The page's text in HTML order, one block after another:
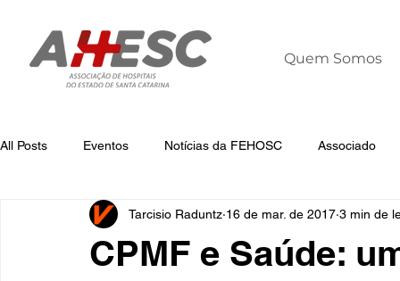
Quem Somos
All Posts Eventos Notícias da FEHOSC Associado
Notícias da AHESC Liderança Dia
CPMF e Saúde:
Tarcisio Raduntz 16 de mar. de 2017 3 min de